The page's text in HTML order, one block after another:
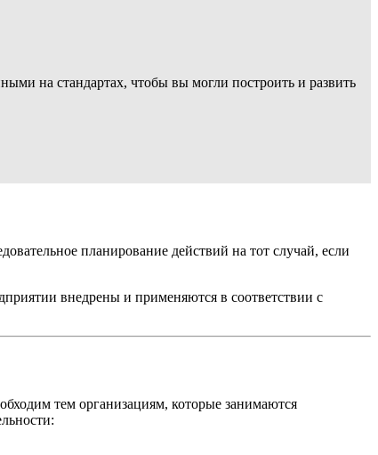
на стандартах, чтобы вы могли построить и развить
планирование действий на тот случай, если
внедрены и применяются в соответствии с
тем организациям, которые занимаются